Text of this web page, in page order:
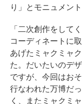
り」とモニュメン
「二次創作をして
コーディネートに
あげたミャクミャ
た。だいたいのデ
ですが、今回はお
行なわれた万博だ
く、またミャクミ